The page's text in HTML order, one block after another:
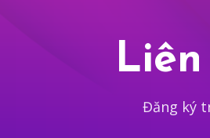
Đăng ký